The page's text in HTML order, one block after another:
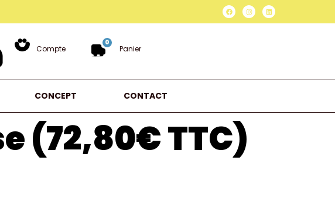
Compte
0
Panier
CONCEPT CONTACT
(72,80€ TTC)